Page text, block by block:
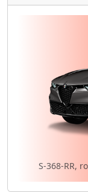
S-368-RR,